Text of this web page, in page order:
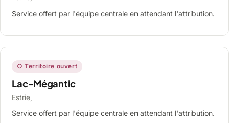
Service offert par l'équipe centrale en attendant l'attribution.
○ Territoire ouvert
Lac-Mégantic
Estrie,
Service offert par l'équipe centrale en attendant l'attribution.